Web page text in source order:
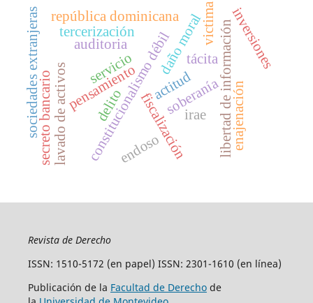
constitucionalismo débil
república dominicana
fiscalización
auditoria
soberanía
pensamiento actitud libertad de información
lavado de activos delito
daño moral inversiones
sociedades extranjeras irae
tercerización
tácita
enajenación
servicio
endoso
secreto bancario
victima
Revista de Derecho
ISSN: 1510-5172 (en papel) ISSN: 2301-1610 (en línea)
Publicación de la Facultad de Derechode